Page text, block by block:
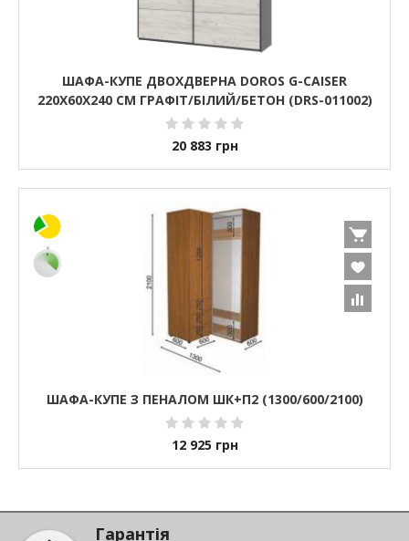
ШАФА-КУПЕ ДВОХДВЕРНА DOROS G-CAISER
220Х60Х240 СМ ГРАФІТ/БІЛИЙ/БЕТОН (DRS-011002)
20 883 грн
ШАФА-КУПЕ З ПЕНАЛОМ ШК+П2 (1300/600/2100)
12 925 грн
Гарантія